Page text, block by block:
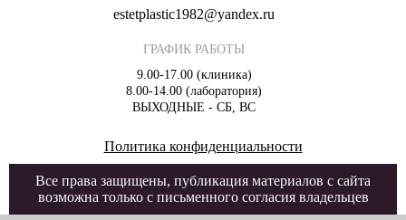
estetplastic1982@yandex.ru
ГРАФИК РАБОТЫ
9.00-17.00 (клиника)
8.00-14.00 (лаборатория)
ВЫХОДНЫЕ - СБ, ВС
Политика конфиденциальности
Все права защищены, публикация материалов с сайта
возможна только с письменного согласия владельцев